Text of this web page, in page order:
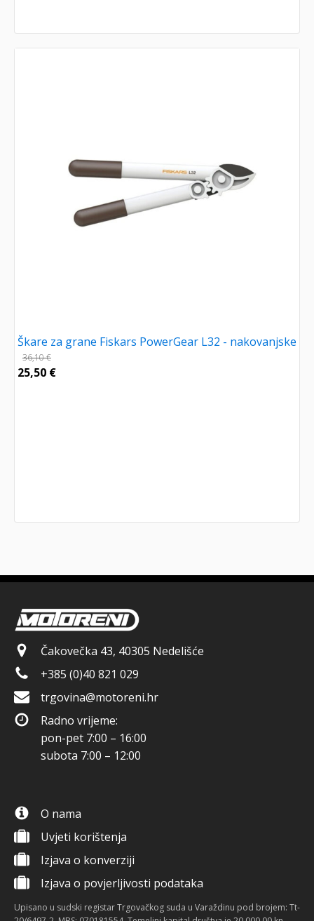
Škare za grane Fiskars PowerGear L32 - nakovanjske
36,10€
25,50 €
Čakovečka 43, 40305 Nedelišće
+385 (0)40 821 029
trgovina@motoreni.hr
Radno vrijeme:
pon-pet 7:00 – 16:00
subota 7:00 – 12:00
O nama
Uvjeti korištenja
Izjava o konverziji
Izjava o povjerljivosti podataka
Upisano u sudski registar Trgovačkog suda u Varaždinu pod brojem: Tt-